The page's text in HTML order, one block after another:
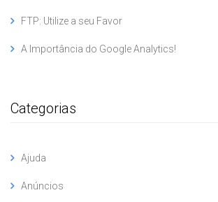
FTP: Utilize a seu Favor
A Importância do Google Analytics!
Categorias
Ajuda
Anúncios